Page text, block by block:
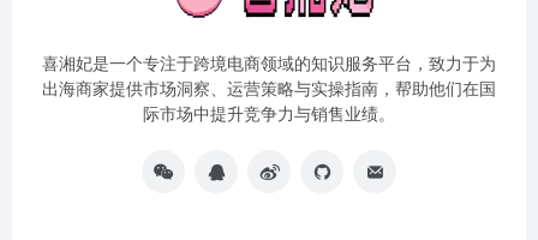
喜湘妃是一个专注于跨境电商领域的知识服务平台，致力于为
出海商家提供市场洞察、运营策略与实操指南，帮助他们在国
际市场中提升竞争力与销售业绩。